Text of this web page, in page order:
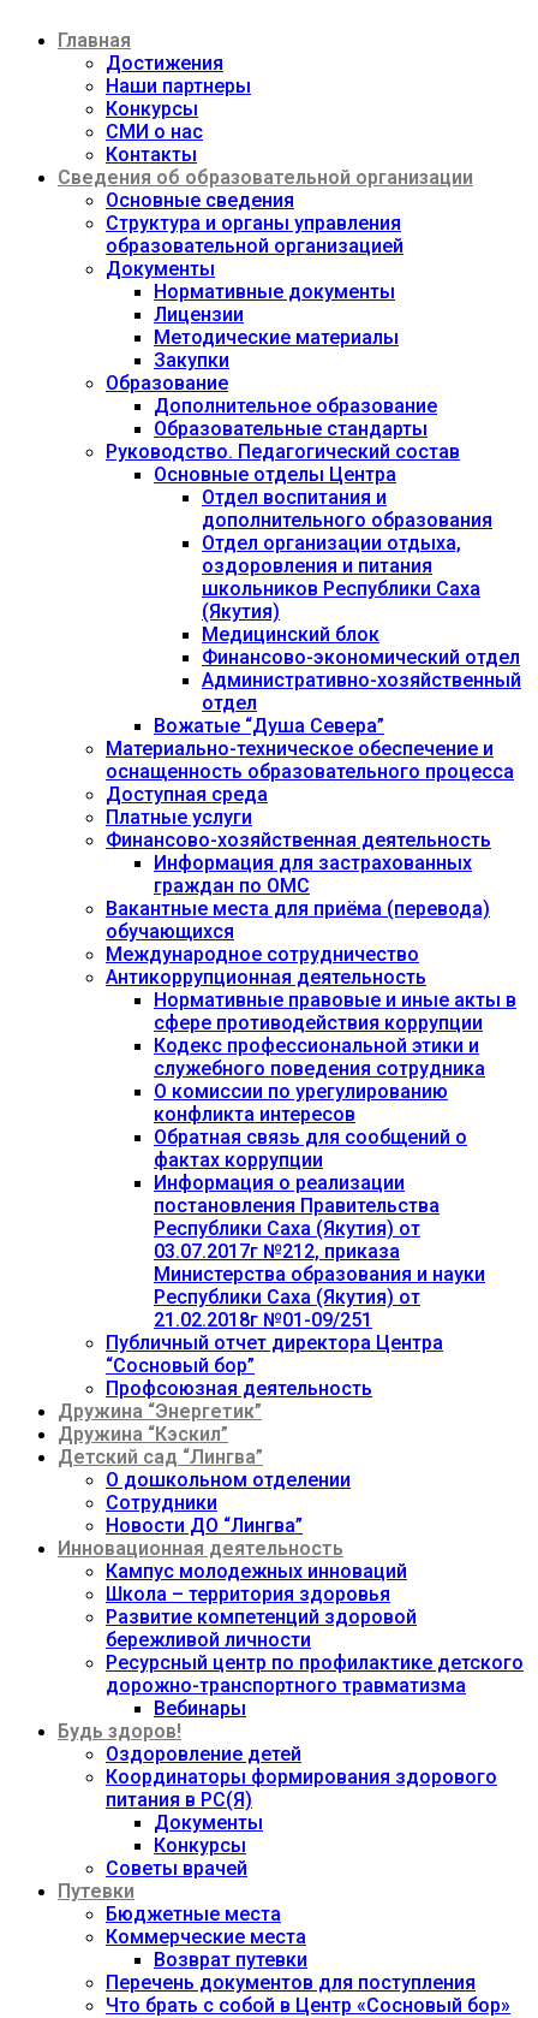
содержимому
Главная
Достижения
Наши партнеры
Конкурсы
СМИ о нас
Контакты
Сведения об образовательной организации
Основные сведения
Структура и органы управления
образовательной организацией
Документы
Нормативные документы
Лицензии
Методические материалы
Закупки
Образование
Дополнительное образование
Образовательные стандарты
Руководство. Педагогический состав
Основные отделы Центра
Отдел воспитания и
дополнительного образования
Отдел организации отдыха,
оздоровления и питания
школьников Республики Саха
(Якутия)
Медицинский блок
Финансово-экономический отдел
Административно-хозяйственный
отдел
Вожатые “Душа Севера”
Материально-техническое обеспечение и
оснащенность образовательного процесса
Доступная среда
Платные услуги
Финансово-хозяйственная деятельность
Информация для застрахованных
граждан по ОМС
Вакантные места для приёма (перевода)
обучающихся
Международное сотрудничество
Антикоррупционная деятельность
Нормативные правовые и иные акты в
сфере противодействия коррупции
Кодекс профессиональной этики и
служебного поведения сотрудника
О комиссии по урегулированию
конфликта интересов
Обратная связь для сообщений о
фактах коррупции
Информация о реализации
постановления Правительства
Республики Саха (Якутия) от
03.07.2017г №212, приказа
Министерства образования и науки
Республики Саха (Якутия) от
21.02.2018г №01-09/251
Публичный отчет директора Центра
“Сосновый бор”
Профсоюзная деятельность
Дружина “Энергетик”
Дружина “Кэскил”
Детский сад “Лингва”
О дошкольном отделении
Сотрудники
Новости ДО “Лингва”
Инновационная деятельность
Кампус молодежных инноваций
Школа – территория здоровья
Развитие компетенций здоровой
бережливой личности
Ресурсный центр по профилактике детского
дорожно-транспортного травматизма
Вебинары
Будь здоров!
Оздоровление детей
Координаторы формирования здорового
питания в РС(Я)
Документы
Конкурсы
Советы врачей
Путевки
Бюджетные места
Коммерческие места
Возврат путевки
Перечень документов для поступления
Что брать с собой в Центр «Сосновый бор»